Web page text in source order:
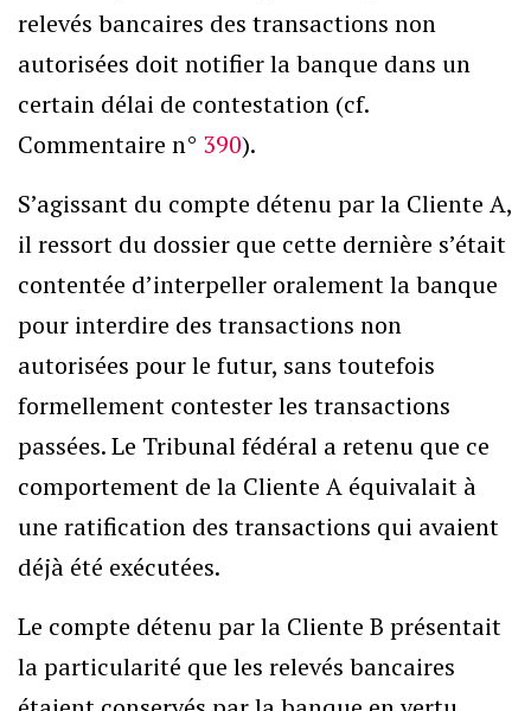
relevés bancaires des transactions non
autorisées doit notifier la banque dans un
certain délai de contestation (cf.
Commentaire n° 390).
S’agissant du compte détenu par la Cliente A,
il ressort du dossier que cette dernière s’était
contentée d’interpeller oralement la banque
pour interdire des transactions non
autorisées pour le futur, sans toutefois
formellement contester les transactions
passées. Le Tribunal fédéral a retenu que ce
comportement de la Cliente A équivalait à
une ratification des transactions qui avaient
déjà été exécutées.
Le compte détenu par la Cliente B présentait
la particularité que les relevés bancaires